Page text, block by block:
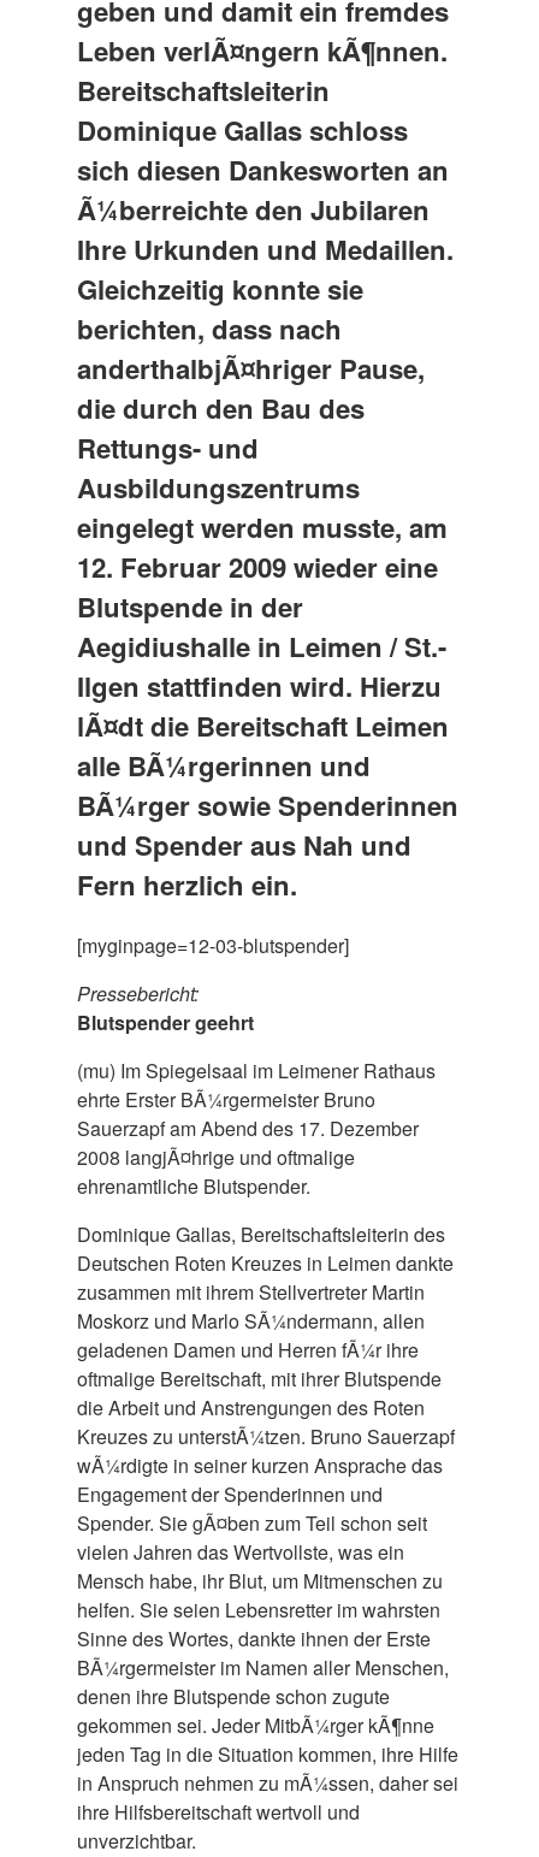
geben und damit ein fremdes
Leben verlÃ¤ngern kÃ¶nnen.
Bereitschaftsleiterin
Dominique Gallas schloss
sich diesen Dankesworten an
Ã¼berreichte den Jubilaren
Ihre Urkunden und Medaillen.
Gleichzeitig konnte sie
berichten, dass nach
anderthalbjÃ¤hriger Pause,
die durch den Bau des
Rettungs- und
Ausbildungszentrums
eingelegt werden musste, am
12. Februar 2009 wieder eine
Blutspende in der
Aegidiushalle in Leimen / St.-
Ilgen stattfinden wird. Hierzu
lÃ¤dt die Bereitschaft Leimen
alle BÃ¼rgerinnen und
BÃ¼rger sowie Spenderinnen
und Spender aus Nah und
Fern herzlich ein.
[myginpage=12-03-blutspender]
Pressebericht:
Blutspender geehrt
(mu) Im Spiegelsaal im Leimener Rathaus
ehrte Erster BÃ¼rgermeister Bruno
Sauerzapf am Abend des 17. Dezember
2008 langjÃ¤hrige und oftmalige
ehrenamtliche Blutspender.
Dominique Gallas, Bereitschaftsleiterin des
Deutschen Roten Kreuzes in Leimen dankte
zusammen mit ihrem Stellvertreter Martin
Moskorz und Marlo SÃ¼ndermann, allen
geladenen Damen und Herren fÃ¼r ihre
oftmalige Bereitschaft, mit ihrer Blutspende
die Arbeit und Anstrengungen des Roten
Kreuzes zu unterstÃ¼tzen. Bruno Sauerzapf
wÃ¼rdigte in seiner kurzen Ansprache das
Engagement der Spenderinnen und
Spender. Sie gÃ¤ben zum Teil schon seit
vielen Jahren das Wertvollste, was ein
Mensch habe, ihr Blut, um Mitmenschen zu
helfen. Sie seien Lebensretter im wahrsten
Sinne des Wortes, dankte ihnen der Erste
BÃ¼rgermeister im Namen aller Menschen,
denen ihre Blutspende schon zugute
gekommen sei. Jeder MitbÃ¼rger kÃ¶nne
jeden Tag in die Situation kommen, ihre Hilfe
in Anspruch nehmen zu mÃ¼ssen, daher sei
ihre Hilfsbereitschaft wertvoll und
unverzichtbar.